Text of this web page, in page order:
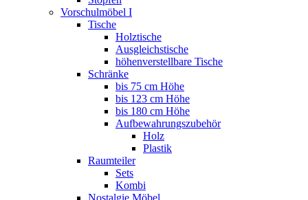
Vorschulmöbel I
Tische
Holztische
Ausgleichstische
höhenverstellbare Tische
Schränke
bis 75 cm Höhe
bis 123 cm Höhe
bis 180 cm Höhe
Aufbewahrungszubehör
Holz
Plastik
Raumteiler
Sets
Kombi
Nostalgie Möbel